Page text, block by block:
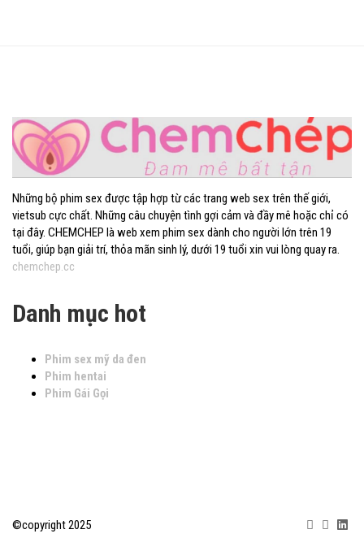
Những bộ phim sex được tập hợp từ các trang web sex trên thế giới,
vietsub cực chất. Những câu chuyện tình gợi cảm và đầy mê hoặc chỉ có
tại đây. CHEMCHEP là web xem phim sex dành cho người lớn trên 19
tuổi, giúp bạn giải trí, thỏa mãn sinh lý, dưới 19 tuổi xin vui lòng quay ra.
chemchep.cc
Danh mục hot
Phim sex mỹ da đen
Phim hentai
Phim Gái Gọi
©copyright 2025